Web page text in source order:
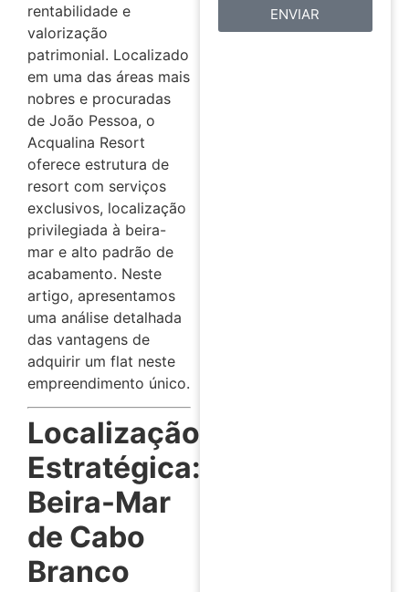
rentabilidade e
valorização
patrimonial. Localizado
em uma das áreas mais
nobres e procuradas
de João Pessoa, o
Acqualina Resort
oferece estrutura de
resort com serviços
exclusivos, localização
privilegiada à beira-
mar e alto padrão de
acabamento. Neste
artigo, apresentamos
uma análise detalhada
das vantagens de
adquirir um flat neste
empreendimento único.
Localização
Estratégica:
Beira-Mar
de Cabo
Branco
ENVIAR